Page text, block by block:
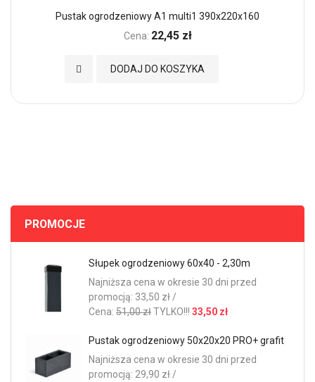
Pustak ogrodzeniowy A1 multi1 390x220x160
Cena: 22,45 zł
DODAJ DO KOSZYKA
Dodaj do Ulubionych
PROMOCJE
Słupek ogrodzeniowy 60x40 - 2,30m
Najniższa cena w okresie 30 dni przed
promocją: 33,50 zł /
Cena: 51,00 złTYLKO!!! 33,50 zł
Pustak ogrodzeniowy 50x20x20 PRO+ grafit
Najniższa cena w okresie 30 dni przed
promocją: 29,90 zł /